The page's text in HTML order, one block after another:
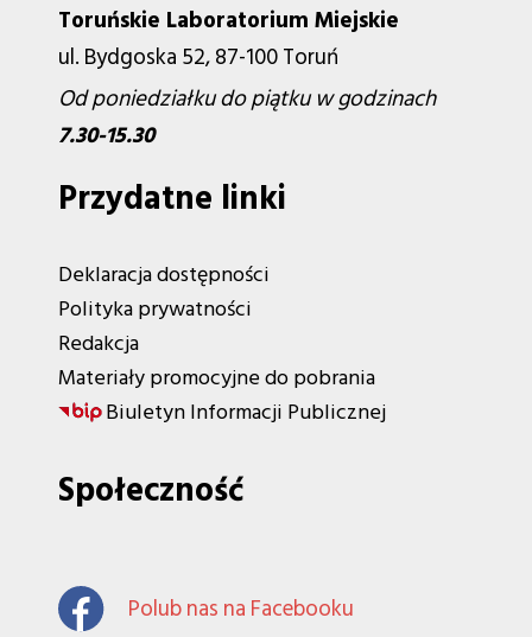
Toruńskie Laboratorium Miejskie
ul. Bydgoska 52, 87-100 Toruń
Od poniedziałku do piątku w godzinach
7.30-15.30
Przydatne linki
Deklaracja dostępności
Polityka prywatności
Redakcja
Materiały promocyjne do pobrania
Biuletyn Informacji Publicznej
Społeczność
Polub nas na Facebooku